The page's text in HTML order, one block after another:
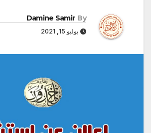
By
Damine Samir
يوليو 15, 2021